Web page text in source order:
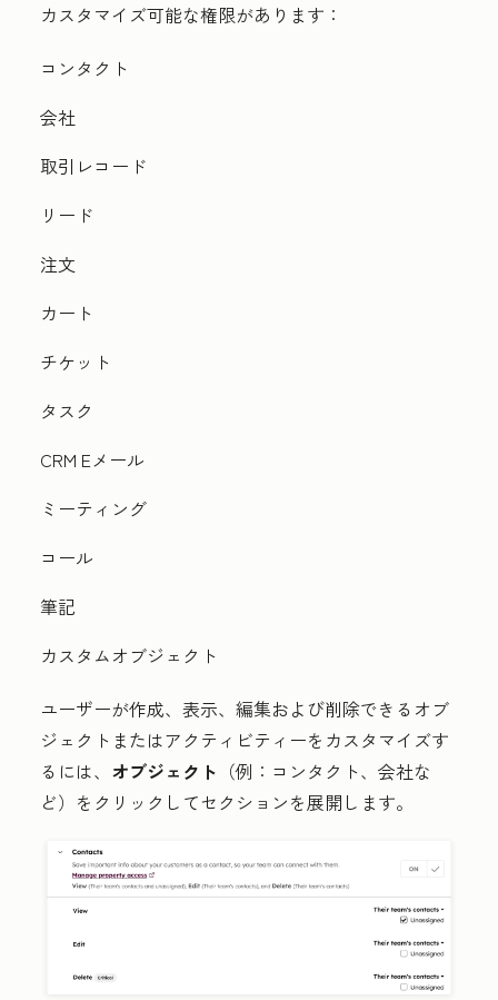
カスタマイズ可能な権限があります：
コンタクト
会社
取引レコード
リード
注文
カート
チケット
タスク
CRM Eメール
ミーティング
コール
筆記
カスタムオブジェクト
ユーザーが作成、表示、編集および削除できるオブ
ジェクトまたはアクティビティーをカスタマイズす
るには、 オブジェクト （例：コンタクト、会社な
ど）をクリックしてセクションを展開します。